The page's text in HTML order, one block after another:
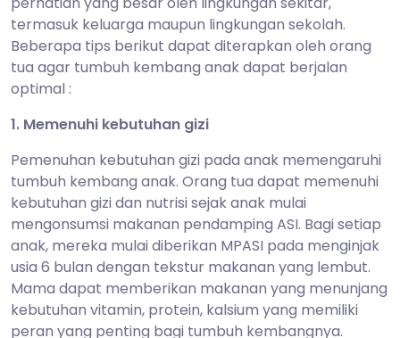
termasuk keluarga maupun lingkungan sekolah.
Beberapa tips berikut dapat diterapkan oleh orang
tua agar tumbuh kembang anak dapat berjalan
optimal :
1. Memenuhi kebutuhan gizi
Pemenuhan kebutuhan gizi pada anak memengaruhi
tumbuh kembang anak. Orang tua dapat memenuhi
kebutuhan gizi dan nutrisi sejak anak mulai
mengonsumsi makanan pendamping ASI. Bagi setiap
anak, mereka mulai diberikan MPASI pada menginjak
usia 6 bulan dengan tekstur makanan yang lembut.
Mama dapat memberikan makanan yang menunjang
kebutuhan vitamin, protein, kalsium yang memiliki
peran yang penting bagi tumbuh kembangnya.